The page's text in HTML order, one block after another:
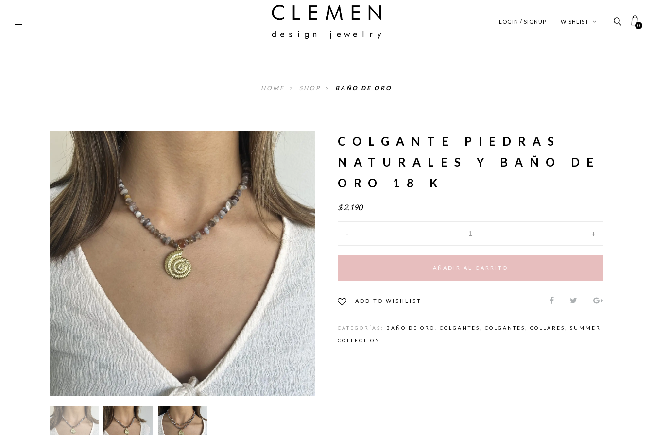
0
WISHLIST
LOGIN / SIGNUP
HOME > SHOP > BAÑO DE ORO
COLGANTE PIEDRAS
NATURALES Y BAÑO DE
ORO 18 K
$ 2.190
- +
AÑADIR AL CARRITO
ADD TO WISHLIST
CATEGORÍAS: BAÑO DE ORO COLGANTES COLGANTES COLLARES SUMMER
COLLECTION